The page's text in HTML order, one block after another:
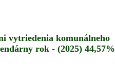
vytriedenia komunálneho
rok - (2025)